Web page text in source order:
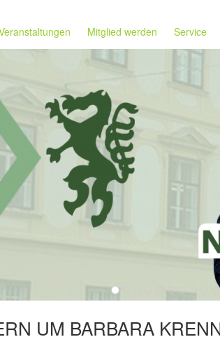
Mitglied werden Service
UM BARBARA